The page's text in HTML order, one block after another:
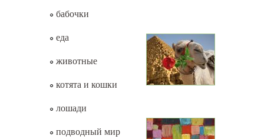
бабочки
еда
животные
котята и кошки
лошади
подводный мир